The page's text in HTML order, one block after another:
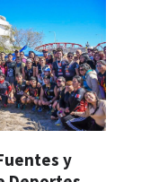
y